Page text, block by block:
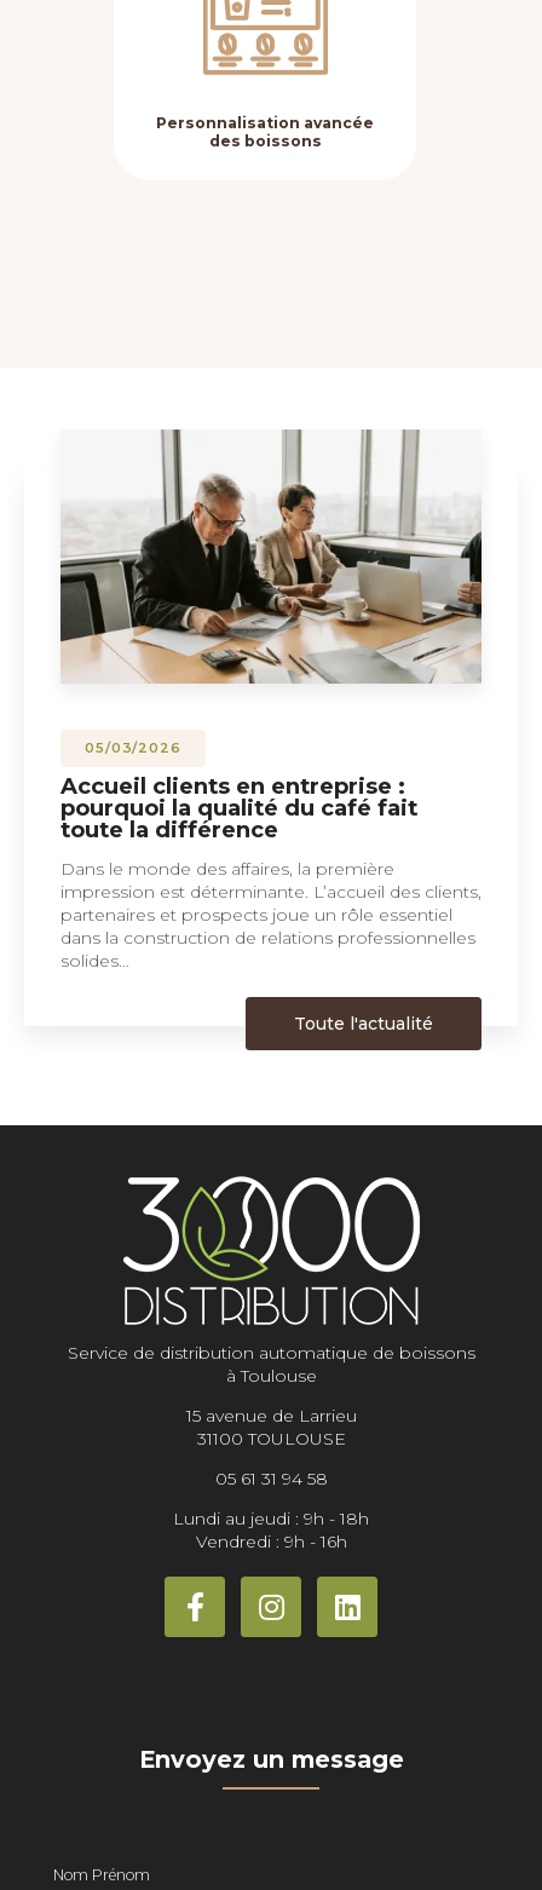
Personnalisation avancée
des boissons
05/03/2026
Accueil clients en entreprise :
pourquoi la qualité du café fait
toute la différence
Dans le monde des affaires, la première
impression est déterminante. L’accueil des clients,
partenaires et prospects joue un rôle essentiel
dans la construction de relations professionnelles
solides…
Toute l'actualité
Service de distribution automatique de boissons
à Toulouse
15 avenue de Larrieu
31100 TOULOUSE
05 61 31 94 58
Lundi au jeudi : 9h - 18h
Vendredi : 9h - 16h
Envoyez un message